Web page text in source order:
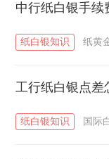
黄金T+D知识 /
中行纸白银手续
纸白银知识 纸黄
工行纸白银点差
纸白银知识 国际